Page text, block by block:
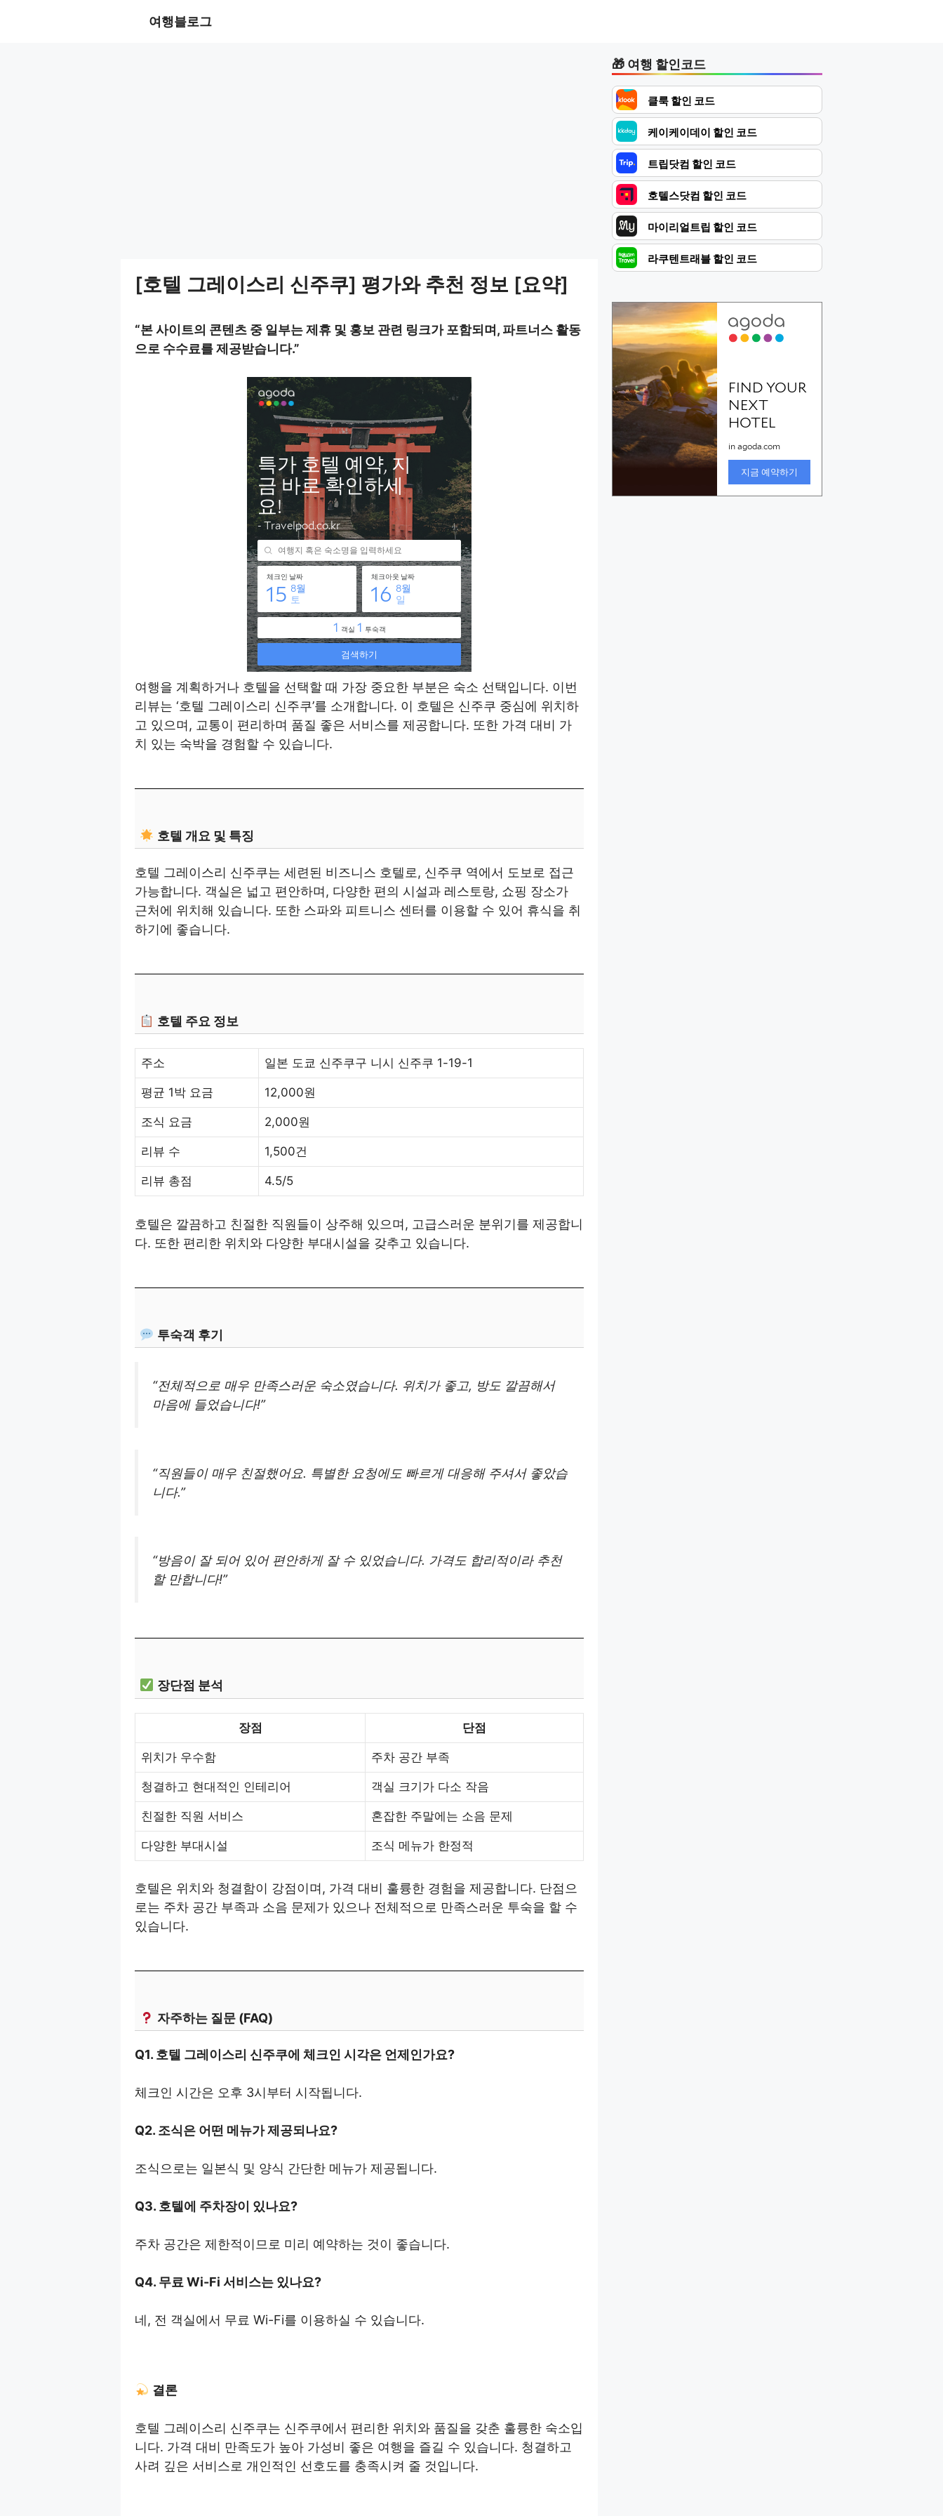
여행블로그
[호텔 그레이스리 신주쿠] 평가와 추천 정보 [요약]
“본 사이트의 콘텐츠 중 일부는 제휴 및 홍보 관련 링크가 포함되며 , 파트너스 활동
으로 수수료를 제공받습니다.”
여행을 계획하거나 호텔을 선택할 때 가장 중요한 부분은 숙소 선택입니다. 이번
리뷰는 ‘호텔 그레이스리 신주쿠’를 소개합니다. 이 호텔은 신주쿠 중심에 위치하
고 있으며, 교통이 편리하며 품질 좋은 서비스를 제공합니다. 또한 가격 대비 가
치 있는 숙박을 경험할 수 있습니다.
호텔 개요 및 특징
호텔 그레이스리 신주쿠는 세련된 비즈니스 호텔로, 신주쿠 역에서 도보로 접근
가능합니다. 객실은 넓고 편안하며, 다양한 편의 시설과 레스토랑, 쇼핑 장소가
근처에 위치해 있습니다. 또한 스파와 피트니스 센터를 이용할 수 있어 휴식을 취
하기에 좋습니다.
호텔 주요 정보
주소 일본 도쿄 신주쿠구 니시 신주쿠 1-19-1
평균 1박 요금 12,000원
조식 요금 2,000원
리뷰 수 1,500건
리뷰 총점 4.5/5
호텔은 깔끔하고 친절한 직원들이 상주해 있으며, 고급스러운 분위기를 제공합니
다. 또한 편리한 위치와 다양한 부대시설을 갖추고 있습니다.
투숙객 후기
“전체적으로 매우 만족스러운 숙소였습니다. 위치가 좋고, 방도 깔끔해서
마음에 들었습니다!”
“직원들이 매우 친절했어요. 특별한 요청에도 빠르게 대응해 주셔서 좋았습
니다.”
“방음이 잘 되어 있어 편안하게 잘 수 있었습니다. 가격도 합리적이라 추천
할 만합니다!”
장단점 분석
장점 단점
위치가 우수함 주차 공간 부족
청결하고 현대적인 인테리어 객실 크기가 다소 작음
친절한 직원 서비스 혼잡한 주말에는 소음 문제
다양한 부대시설 조식 메뉴가 한정적
호텔은 위치와 청결함이 강점이며, 가격 대비 훌륭한 경험을 제공합니다. 단점으
로는 주차 공간 부족과 소음 문제가 있으나 전체적으로 만족스러운 투숙을 할 수
있습니다.
자주하는 질문 (FAQ)
Q1. 호텔 그레이스리 신주쿠에 체크인 시각은 언제인가요?
체크인 시간은 오후 3시부터 시작됩니다.
Q2. 조식은 어떤 메뉴가 제공되나요?
조식으로는 일본식 및 양식 간단한 메뉴가 제공됩니다.
Q3. 호텔에 주차장이 있나요?
주차 공간은 제한적이므로 미리 예약하는 것이 좋습니다.
Q4. 무료 Wi-Fi 서비스는 있나요?
네, 전 객실에서 무료 Wi-Fi를 이용하실 수 있습니다.
결론
호텔 그레이스리 신주쿠는 신주쿠에서 편리한 위치와 품질을 갖춘 훌륭한 숙소입
니다. 가격 대비 만족도가 높아 가성비 좋은 여행을 즐길 수 있습니다. 청결하고
사려 깊은 서비스로 개인적인 선호도를 충족시켜 줄 것입니다.
여행 할인코드
클룩 할인 코드
케이케이데이 할인 코드
트립닷컴 할인 코드
호텔스닷컴 할인 코드
마이리얼트립 할인 코드
라쿠텐트래블 할인 코드